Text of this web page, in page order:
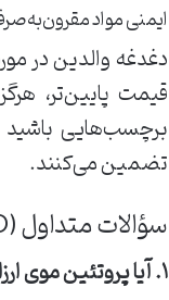
ایمنی مواد
دغدغه والدین در
قیمت پایین‌تر،
برچسب‌هایی
تضمین می‌کنند.
سؤالات متداول (FAQ)
۱. آیا پروتئین موی ارزان قیمت می‌تواند موهای آسیب دیده را نابود کند؟